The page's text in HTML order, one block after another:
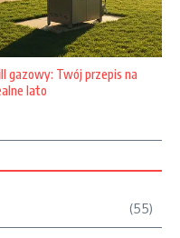
gazowy: Twój przepis na
lato
(55)